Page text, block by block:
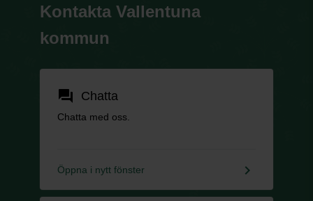
Kontakta Vallentuna
kommun
forum Chatta
Chatta med oss.
Öppna i nytt fönster keyboard_arrow_right